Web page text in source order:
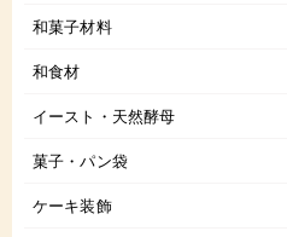
和菓子材料
和食材
イースト・天然酵母
菓子・パン袋
ケーキ装飾